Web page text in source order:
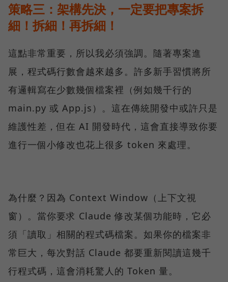
策略三：架構先決，一定要把專案拆
細！拆細！再拆細！
這點非常重要，所以我必須強調。隨著專案進
展，程式碼行數會越來越多。許多新手習慣將所
有邏輯寫在少數幾個檔案裡（例如幾千行的
main.py 或 App.js）。這在傳統開發中或許只是
維護性差，但在 AI 開發時代，這會直接導致你要
進行一個小修改也花上很多 token 來處理。
為什麼？因為 Context Window（上下文視
窗）。當你要求 Claude 修改某個功能時，它必
須「讀取」相關的程式碼檔案。如果你的檔案非
常巨大，每次對話 Claude 都要重新閱讀這幾千
行程式碼，這會消耗驚人的 Token 量。